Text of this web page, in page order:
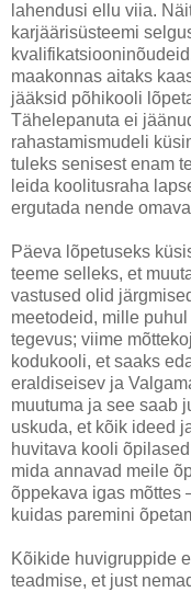
lahendusi ellu viia.
karjäärisüsteemi
maakonnas aitaks
jääksid põhikooli
Tähelepanuta ei
rahastamismudeli
tuleks senisest enam
leida koolitusraha
ergutada nende
Päeva lõpetuseks
teeme selleks, et
vastused olid
meetodeid, mille
tegevus; viime
kodukooli, et saaks
eraldiseisev ja
muutuma ja see saab
uskuda, et kõik ideed
huvitava kooli
mida annavad meile
õppekava igas mõttes
kuidas paremini
Kõikide huvigruppide
teadmise, et just